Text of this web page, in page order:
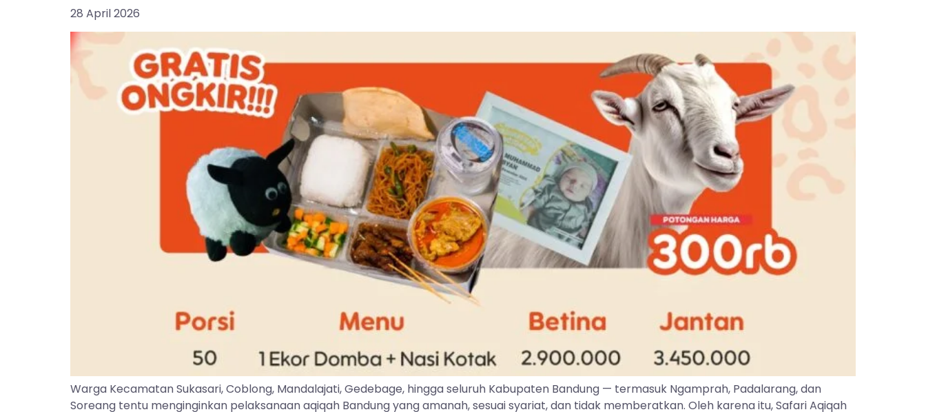
28 April 2026
Warga Kecamatan Sukasari, Coblong, Mandalajati, Gedebage, hingga seluruh Kabupaten Bandung — termasuk Ngamprah, Padalarang, dan
Soreang tentu menginginkan pelaksanaan aqiqah Bandung yang amanah, sesuai syariat, dan tidak memberatkan. Oleh karena itu, Safari Aqiqah